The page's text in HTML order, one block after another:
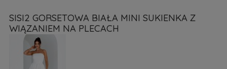
SISI2 GORSETOWA BIAŁA MINI SUKIENKA Z
WIĄZANIEM NA PLECACH